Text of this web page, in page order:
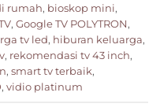
rumah, bioskop mini,
, Google TV POLYTRON,
tv led, hiburan keluarga,
, rekomendasi tv 43 inch,
, smart tv terbaik,
, vidio platinum